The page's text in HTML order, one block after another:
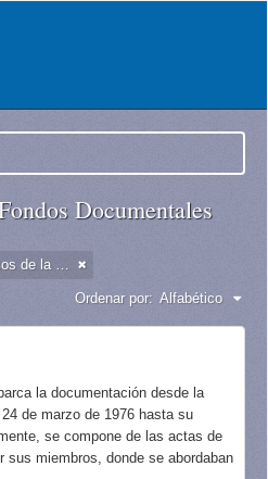
Documentales
Dirección de Estudios Históricos de la Fuerza Aérea
Ordenar por: Alfabético
la documentación desde la
de marzo de 1976 hasta su
se compone de las actas de
sus miembros, donde se abordaban